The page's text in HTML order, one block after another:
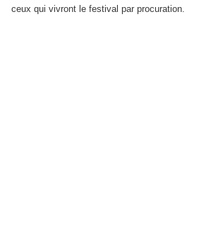
ceux qui vivront le festival par procuration.